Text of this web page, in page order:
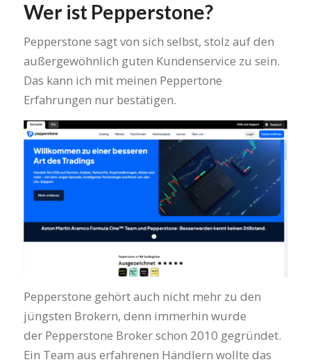
Wer ist Pepperstone?
Pepperstone sagt von sich selbst, stolz auf den
außergewöhnlich guten Kundenservice zu sein.
Das kann ich mit meinen Peppertone
Erfahrungen nur bestätigen.
Pepperstone gehört auch nicht mehr zu den
jüngsten Brokern, denn immerhin wurde
der Pepperstone Broker schon 2010 gegründet.
Ein Team aus erfahrenen Händlern wollte das